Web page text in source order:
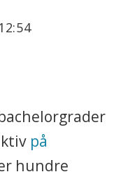
på
hundre